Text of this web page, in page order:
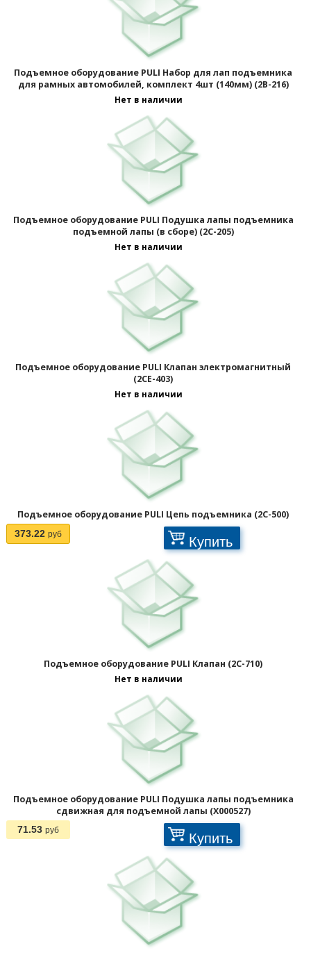
Подъемное оборудование PULI Набор для лап подъемника
для рамных автомобилей, комплект 4шт (140мм) (2B-216)
Нет в наличии
Подъемное оборудование PULI Подушка лапы подъемника
подъемной лапы (в сборе) (2C-205)
Нет в наличии
Подъемное оборудование PULI Клапан электромагнитный
(2CE-403)
Нет в наличии
Подъемное оборудование PULI Цепь подъемника (2C-500)
373.22 руб Купить
Подъемное оборудование PULI Клапан (2C-710)
Нет в наличии
Подъемное оборудование PULI Подушка лапы подъемника
сдвижная для подъемной лапы (X000527)
71.53 руб Купить
1 2